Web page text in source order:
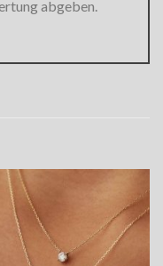
abgeben.